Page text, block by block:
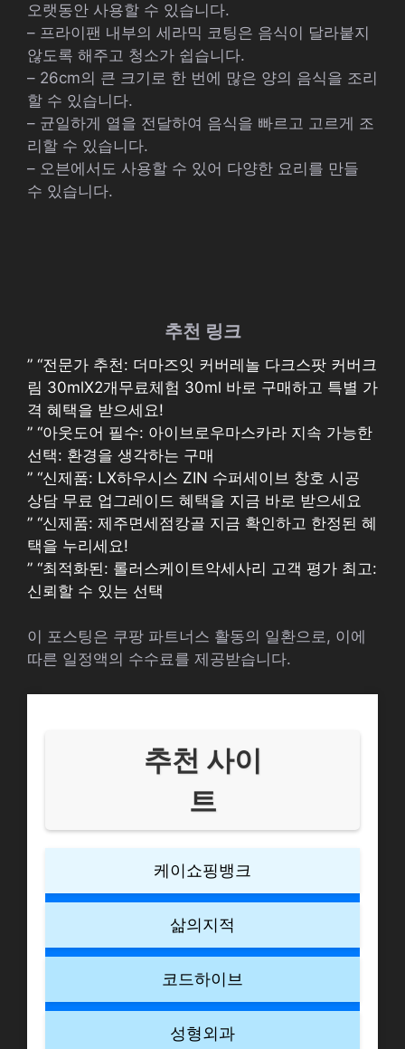
오랫동안 사용할 수 있습니다.
– 프라이팬 내부의 세라믹 코팅은 음식이 달라붙지
않도록 해주고 청소가 쉽습니다.
– 26cm의 큰 크기로 한 번에 많은 양의 음식을 조리
할 수 있습니다.
– 균일하게 열을 전달하여 음식을 빠르고 고르게 조
리할 수 있습니다.
– 오븐에서도 사용할 수 있어 다양한 요리를 만들
수 있습니다.
추천 링크
” “전문가 추천: 더마즈잇 커버레놀 다크스팟 커버크
림 30mlX2개무료체험 30ml 바로 구매하고 특별 가
격 혜택을 받으세요!
” “아웃도어 필수: 아이브로우마스카라 지속 가능한
선택: 환경을 생각하는 구매
” “신제품: LX하우시스 ZIN 수퍼세이브 창호 시공
상담 무료 업그레이드 혜택을 지금 바로 받으세요
” “신제품: 제주면세점캉골 지금 확인하고 한정된 혜
택을 누리세요!
” “최적화된: 롤러스케이트악세사리 고객 평가 최고:
신뢰할 수 있는 선택
이 포스팅은 쿠팡 파트너스 활동의 일환으로, 이에
따른 일정액의 수수료를 제공받습니다.
추천 사이
트
케이쇼핑뱅크
삶의지적
코드하이브
성형외과